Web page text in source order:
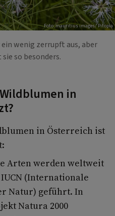
Foto: mauritius images/ Pitopia
wenig zerrupft aus, aber
so besonders.
in
in Österreich ist
Arten werden weltweit
(Internationale
Natur) geführt. In
Natura 2000